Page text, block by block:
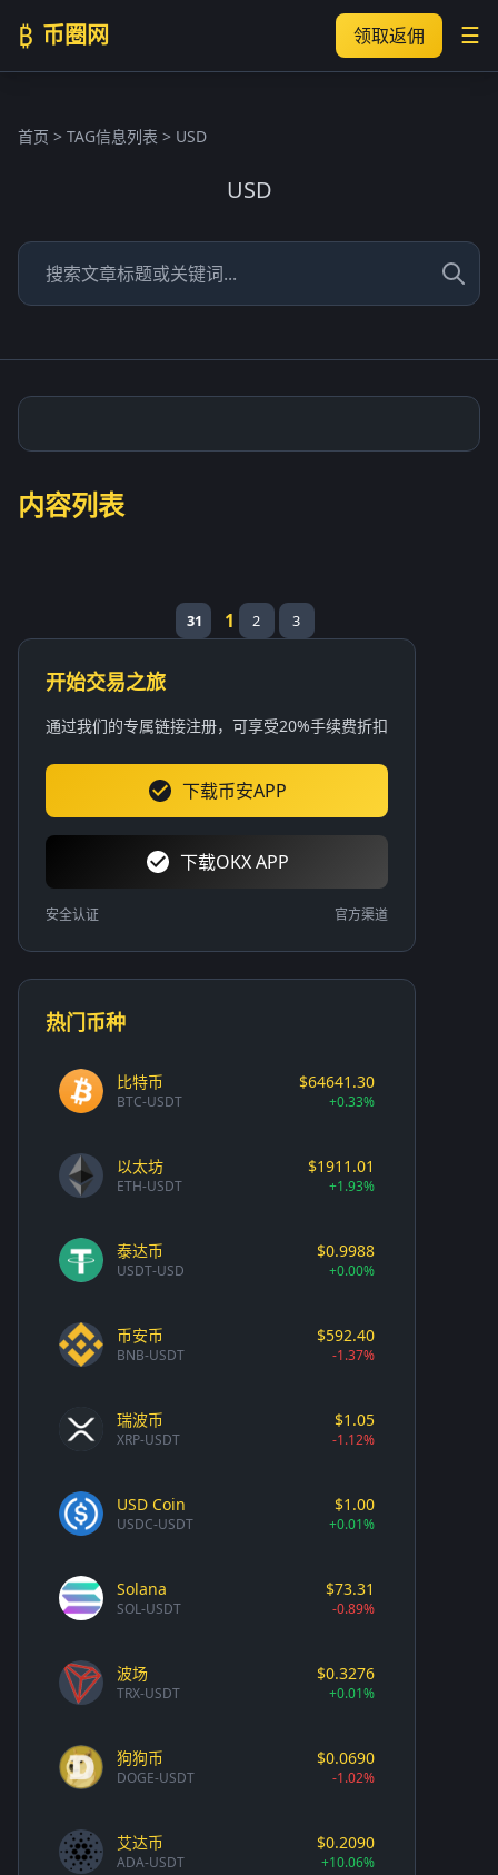
₿ 币圈网 领取返佣 ☰
首页 > TAG信息列表 > USD
USD
内容列表
31 1 2 3
开始交易之旅
通过我们的专属链接注册，可享受20%手续费折扣
下载币安APP
下载OKX APP
安全认证 官方渠道
热门币种
比特币
BTC-USDT
$64641.30
+0.33%
以太坊
ETH-USDT
$1911.01
+1.93%
泰达币
USDT-USD
$0.9988
+0.00%
币安币
BNB-USDT
$592.40
-1.37%
瑞波币
XRP-USDT
$1.05
-1.12%
USD Coin
USDC-USDT
$1.00
+0.01%
Solana
SOL-USDT
$73.31
-0.89%
波场
TRX-USDT
$0.3276
+0.01%
狗狗币
DOGE-USDT
$0.0690
-1.02%
艾达币
ADA-USDT
$0.2090
+10.06%